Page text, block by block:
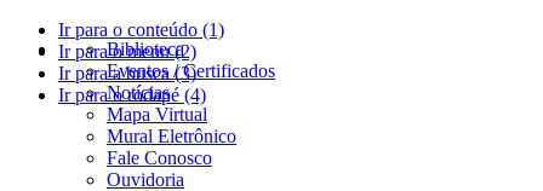
Ir para o conteúdo (1)
Ir para o menu (2)
Ir para a busca (3)
Ir para o rodapé (4)
Biblioteca
Eventos / Certificados
Notícias
Mapa Virtual
Mural Eletrônico
Fale Conosco
Ouvidoria